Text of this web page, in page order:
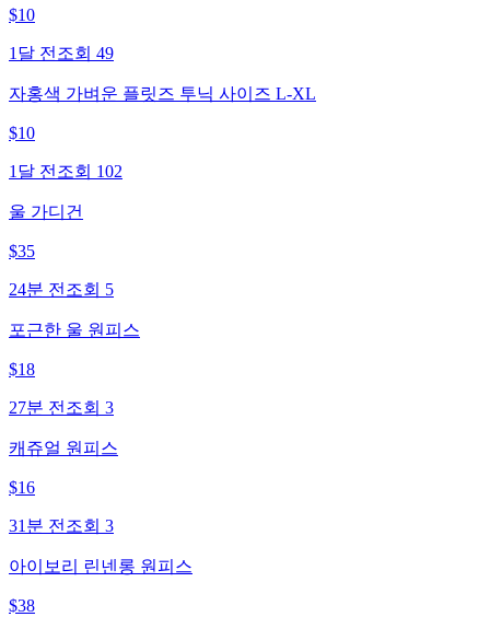
$10
1달 전 조회 49
자홍색 가벼운 플릿즈 투닉 사이즈 L-XL
$10
1달 전 조회 102
울 가디건
$35
24분 전 조회 5
포근한 울 원피스
$18
27분 전 조회 3
캐쥬얼 원피스
$16
31분 전 조회 3
아이보리 린넨롱 원피스
$38